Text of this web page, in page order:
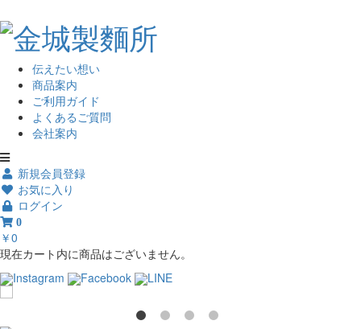
伝えたい想い
商品案内
ご利用ガイド
よくあるご質問
会社案内
新規会員登録
お気に入り
ログイン
0
￥0
現在カート内に商品はございません。
Instagram
Facebook LINE